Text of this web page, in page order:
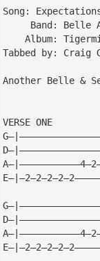
Song:
Band: Belle
Album:
Tabbed by: Craig
Another Belle &
VERSE ONE